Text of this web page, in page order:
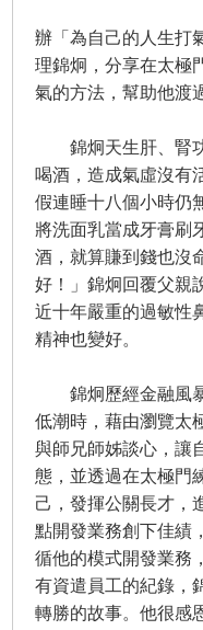
辦「為自己的人生打
理錦炯，分享在太極
氣的方法，幫助他渡
錦炯天生肝、腎功
喝酒，造成氣虛沒有
假連睡十八個小時仍
將洗面乳當成牙膏刷
酒，就算賺到錢也沒
好！」錦炯回覆父親
近十年嚴重的過敏性
精神也變好。
錦炯歷經金融風暴
低潮時，藉由瀏覽太
與師兄師姊談心，讓
態，並透過在太極門
己，發揮公關長才，
點開發業務創下佳績
循他的模式開發業務
有資遣員工的紀錄，
轉勝的故事。他很感